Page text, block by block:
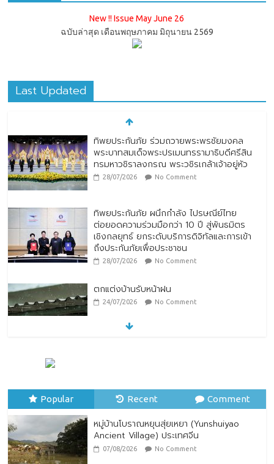
New !! Issue May June 26
ฉบับล่าสุด เดือนพฤษภาคม มิถุนายน 2569
Last Updated
ทิพยประกันภัย ร่วมถวายพระพรชัยมงคล
พระบาทสมเด็จพระปรเมนทรรามาธิบดีศรีสิน
ทรมหาวชิราลงกรณ พระวชิรเกล้าเจ้าอยู่หัว
28/07/2026 No Comment
ทิพยประกันภัย ผนึกกำลัง ไปรษณีย์ไทย
ต่อยอดความร่วมมือกว่า 10 ปี สู่พันธมิตร
เชิงกลยุทธ์ ยกระดับบริการดิจิทัลและการเข้า
ถึงประกันภัยเพื่อประชาชน
28/07/2026 No Comment
ตกแต่งบ้านรับหน้าฝน
24/07/2026 No Comment
Popular Recent Comment
หมู่บ้านโบราณหยุนสุ่ยเหยา (Yunshuiyao
Ancient Village) ประเทศจีน
07/08/2026 No Comment